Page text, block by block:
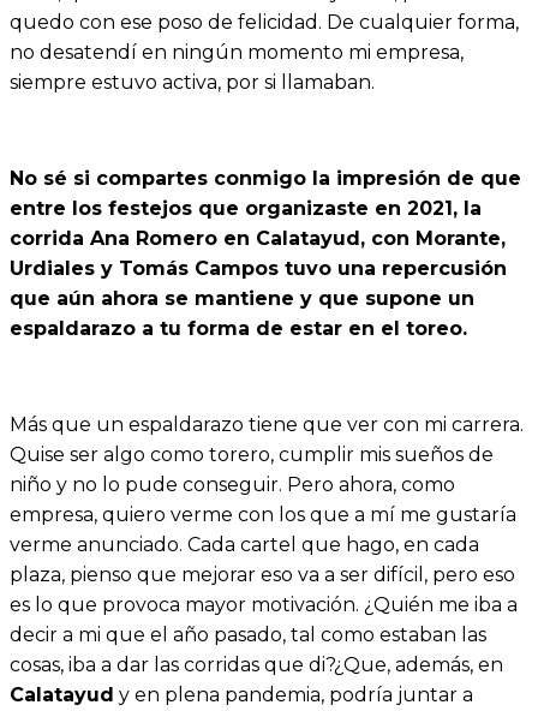
quedo con ese poso de felicidad. De cualquier forma,
no desatendí en ningún momento mi empresa,
siempre estuvo activa, por si llamaban.
No sé si compartes conmigo la impresión de que
entre los festejos que organizaste en 2021, la
corrida Ana Romero en Calatayud, con Morante,
Urdiales y Tomás Campos tuvo una repercusión
que aún ahora se mantiene y que supone un
espaldarazo a tu forma de estar en el toreo.
Más que un espaldarazo tiene que ver con mi carrera.
Quise ser algo como torero, cumplir mis sueños de
niño y no lo pude conseguir. Pero ahora, como
empresa, quiero verme con los que a mí me gustaría
verme anunciado. Cada cartel que hago, en cada
plaza, pienso que mejorar eso va a ser difícil, pero eso
es lo que provoca mayor motivación. ¿Quién me iba a
decir a mi que el año pasado, tal como estaban las
cosas, iba a dar las corridas que di?¿Que, además, en
Calatayud y en plena pandemia, podría juntar a